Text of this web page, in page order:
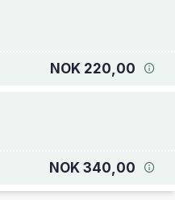
NOK 220,00
NOK 340,00